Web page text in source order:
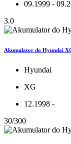
09.1999 -
3.0
Akumulator do Hyundai
Hyundai
XG
12.1998 -
30/300